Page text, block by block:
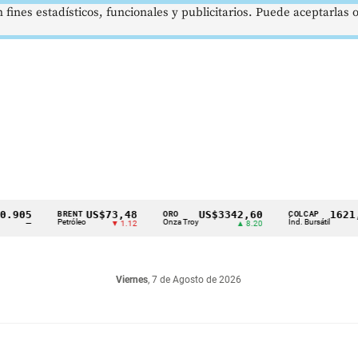
BRENT
Petróleo
US$73,48
▼ 1.12
ORO
Onza Troy
US$3342,60 COLCAP
Índ. Bursátil
1621,34
Viernes, 7 de Agosto de 2026
estadísticos, funcionales y publicitarios. Puede aceptarlas